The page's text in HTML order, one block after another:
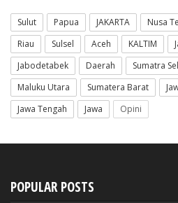
Sulut Papua JAKARTA Nusa
Riau
Sulsel Aceh KALTIM
Jabodetabek
Daerah Sumatra
Maluku Utara
Sumatera Barat
Jawa Tengah
Jawa Opini
POPULAR POSTS